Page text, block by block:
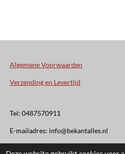
Algemene Voorwaarden
Verzending en Levertijd
Tel: 0487570911
E-mailadres: info@bekantalles.nl